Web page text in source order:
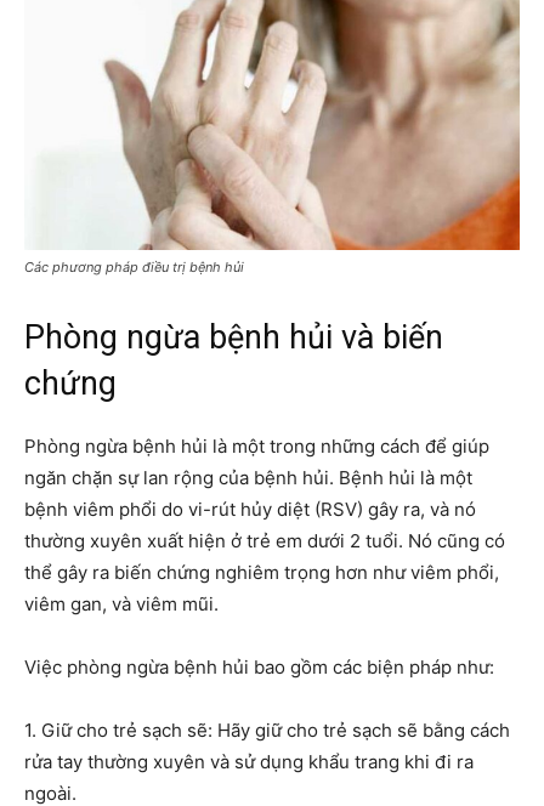
Các phương pháp điều trị bệnh hủi
Phòng ngừa bệnh hủi và biến
chứng
Phòng ngừa bệnh hủi là một trong những cách để giúp
ngăn chặn sự lan rộng của bệnh hủi. Bệnh hủi là một
bệnh viêm phổi do vi-rút hủy diệt (RSV) gây ra, và nó
thường xuyên xuất hiện ở trẻ em dưới 2 tuổi. Nó cũng có
thể gây ra biến chứng nghiêm trọng hơn như viêm phổi,
viêm gan, và viêm mũi.
Việc phòng ngừa bệnh hủi bao gồm các biện pháp như:
1. Giữ cho trẻ sạch sẽ: Hãy giữ cho trẻ sạch sẽ bằng cách
rửa tay thường xuyên và sử dụng khẩu trang khi đi ra
ngoài.